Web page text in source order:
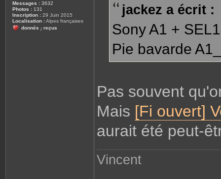
Messages : 3632
Photos : 131
Inscription : 29 Juin 2015
Localisation :Alpes françaises
donnés / reçus
a
g
jackez a écrit :
Sony A1 +
Pie bavarde
Pas souvent
Mais [Fi ouvert]
aurait été peut-
Vincent